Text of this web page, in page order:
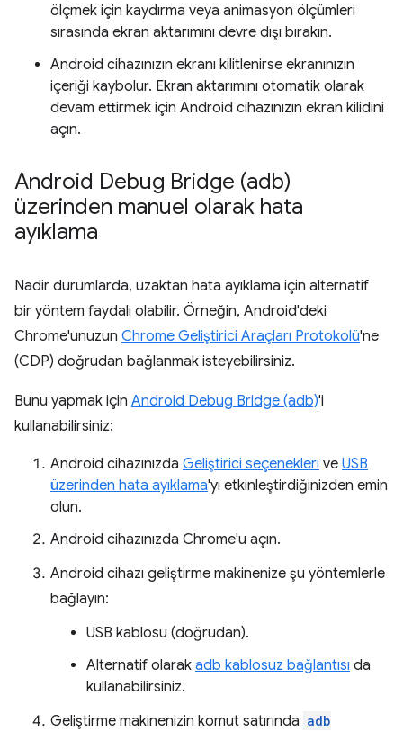
ölçmek için kaydırma veya animasyon ölçümleri
sırasında ekran aktarımını devre dışı bırakın.
Android cihazınızın ekranı kilitlenirse ekranınızın
içeriği kaybolur. Ekran aktarımını otomatik olarak
devam ettirmek için Android cihazınızın ekran kilidini
açın.
Android Debug Bridge (adb)
üzerinden manuel olarak hata
ayıklama
Nadir durumlarda, uzaktan hata ayıklama için alternatif
bir yöntem faydalı olabilir. Örneğin, Android'deki
Chrome'unuzun Chrome Geliştirici Araçları Protokolü'ne
(CDP) doğrudan bağlanmak isteyebilirsiniz.
Bunu yapmak için Android Debug Bridge (adb)'i
kullanabilirsiniz:
Android cihazınızda Geliştirici seçenekleri ve USB
üzerinden hata ayıklama'yı etkinleştirdiğinizden emin
olun.
Android cihazınızda Chrome'u açın.
Android cihazı geliştirme makinenize şu yöntemlerle
bağlayın:
USB kablosu (doğrudan).
Alternatif olarak adb kablosuz bağlantısı da
kullanabilirsiniz.
Geliştirme makinenizin komut satırında adb